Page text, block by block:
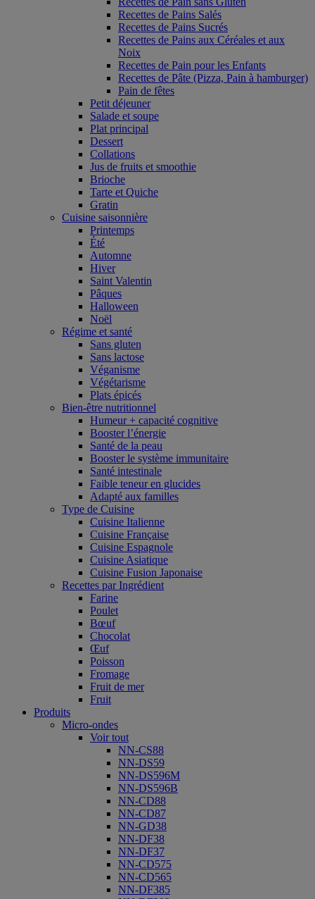
Recettes de Pains Salés
Recettes de Pains Sucrés
Recettes de Pains aux Céréales et aux
Noix
Recettes de Pain pour les Enfants
Recettes de Pâte (Pizza, Pain à hamburger)
Pain de fêtes
Petit déjeuner
Salade et soupe
Plat principal
Dessert
Collations
Jus de fruits et smoothie
Brioche
Tarte et Quiche
Gratin
Cuisine saisonnière
Printemps
Été
Automne
Hiver
Saint Valentin
Pâques
Halloween
Noël
Régime et santé
Sans gluten
Sans lactose
Véganisme
Végétarisme
Plats épicés
Bien-être nutritionnel
Humeur + capacité cognitive
Booster l’énergie
Santé de la peau
Booster le système immunitaire
Santé intestinale
Faible teneur en glucides
Adapté aux familles
Type de Cuisine
Cuisine Italienne
Cuisine Française
Cuisine Espagnole
Cuisine Asiatique
Cuisine Fusion Japonaise
Recettes par Ingrédient
Farine
Poulet
Bœuf
Chocolat
Œuf
Poisson
Fromage
Fruit de mer
Fruit
Produits
Micro-ondes
Voir tout
NN-CS88
NN-DS59
NN-DS596M
NN-DS596B
NN-CD88
NN-CD87
NN-GD38
NN-DF38
NN-DF37
NN-CD575
NN-CD565
NN-DF385